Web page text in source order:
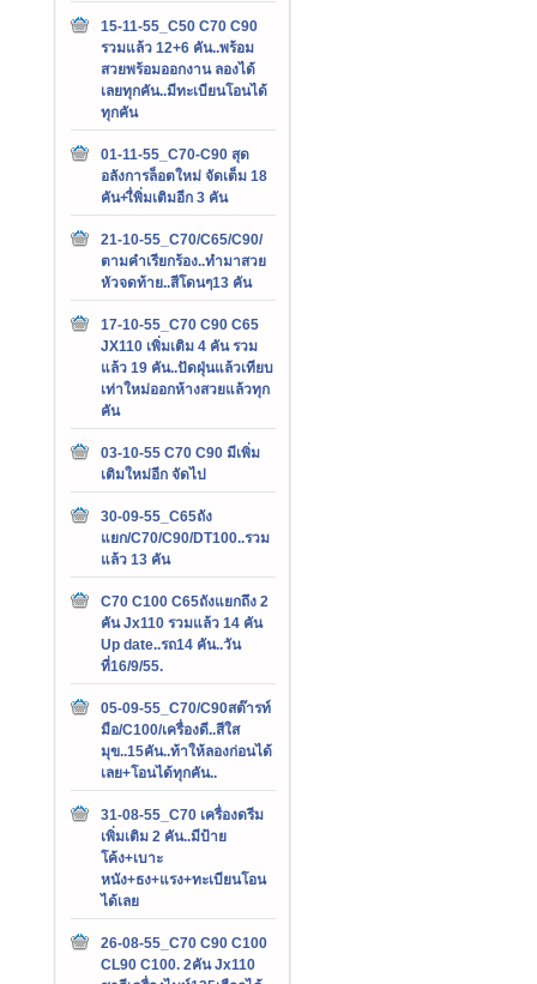
15-11-55_C50 C70 C90
รวมแล้ว 12+6 คัน..พร้อม
สวยพร้อมออกงาน ลองได้
เลยทุกคัน..มีทะเบียนโอนได้
ทุกคัน
01-11-55_C70-C90 สุด
อลังการล็อตใหม่ จัดเต็ม 18
คัน+เื่พิ่มเติมอีก 3 คัน
21-10-55_C70/C65/C90/
ตามคำเรียกร้อง..ทำมาสวย
หัวจดท้าย..สีโดนๆ13 คัน
17-10-55_C70 C90 C65
JX110 เพิ่มเติม 4 คัน รวม
แล้ว 19 คัน..ปัดฝุ่นแล้วเทียบ
เท่าใหม่ออกห้างสวยแล้วทุก
คัน
03-10-55 C70 C90 มีเพิ่ม
เติมใหม่อีก จัดไป
30-09-55_C65ถัง
แยก/C70/C90/DT100..รวม
แล้ว 13 คัน
C70 C100 C65ถังแยกถึง 2
คัน Jx110 รวมแล้ว 14 คัน
Up date..รถ14 คัน..วัน
ที่16/9/55.
05-09-55_C70/C90สต๊ารท์
มือ/C100/เครื่องดี..สีใส
มุข..15คัน..ท้าให้ลองก่อนได้
เลย+โอนได้ทุกคัน..
31-08-55_C70 เครื่องดรีม
เพิ่มเติม 2 คัน..มีป้าย
โค้ง+เบาะ
หนัง+ธง+แรง+ทะเบียนโอน
ได้เลย
26-08-55_C70 C90 C100
CL90 C100. 2คัน Jx110